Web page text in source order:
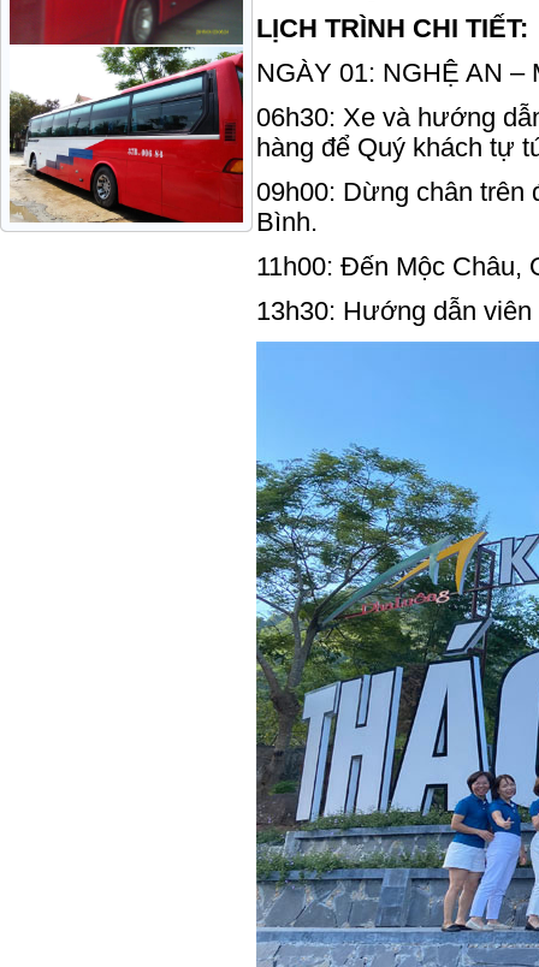
LỊCH TRÌNH CHI TIẾT:
NGÀY 01: NGHỆ AN –
06h30: Xe và hướng
hàng để Quý khách tự
09h00: Dừng chân trên
Bình.
11h00: Đến Mộc Châu,
13h30: Hướng dẫn